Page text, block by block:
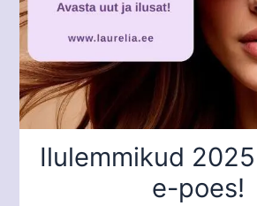
Ilulemmikud
e-poes!